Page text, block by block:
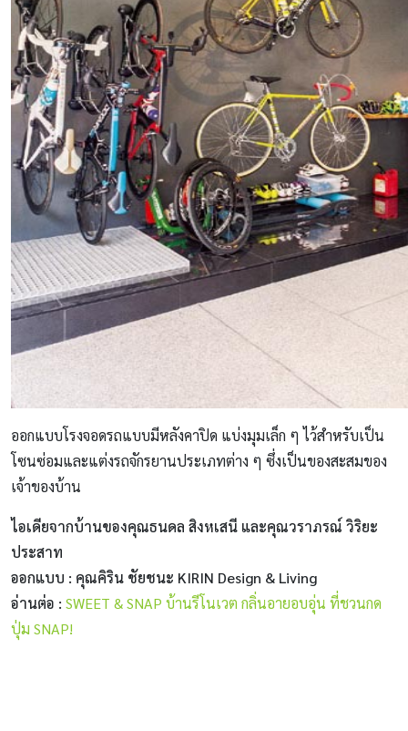
ออกแบบโรงจอดรถแบบมีหลังคาปิด แบ่งมุมเล็ก ๆ ไว้สำหรับเป็น
โซนซ่อมและแต่งรถจักรยานประเภทต่าง ๆ ซึ่งเป็นของสะสมของ
เจ้าของบ้าน
ไอเดียจากบ้านของคุณธนดล สิงหเสนี และคุณวราภรณ์ วิริยะ
ประสาท
ออกแบบ : คุณคิริน ชัยชนะ KIRIN Design & Living
อ่านต่อ : SWEET & SNAP บ้านรีโนเวต กลิ่นอายอบอุ่น ที่ชวนกด
ปุ่ม SNAP!